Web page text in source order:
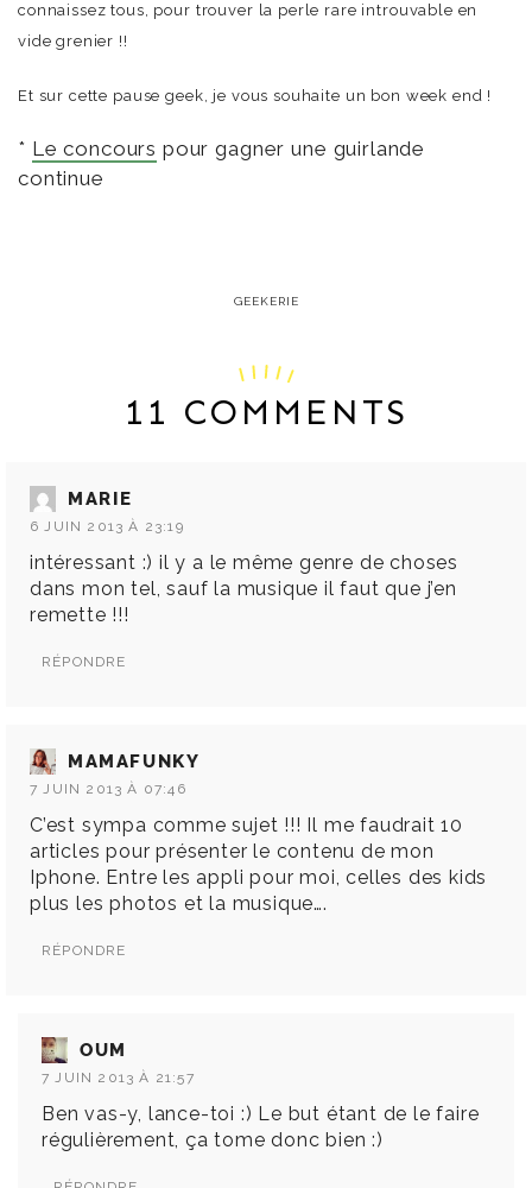
connaissez tous, pour trouver la perle rare introuvable en
vide grenier !!
Et sur cette pause geek, je vous souhaite un bon week end !
* Le concours pour gagner une guirlande
continue
GEEKERIE
11 COMMENTS
MARIE
6 JUIN 2013 À 23:19
intéressant :) il y a le même genre de choses
dans mon tel, sauf la musique il faut que j’en
remette !!!
RÉPONDRE
MAMAFUNKY
7 JUIN 2013 À 07:46
C’est sympa comme sujet !!! Il me faudrait 10
articles pour présenter le contenu de mon
Iphone. Entre les appli pour moi, celles des kids
plus les photos et la musique….
RÉPONDRE
OUM
7 JUIN 2013 À 21:57
Ben vas-y, lance-toi :) Le but étant de le faire
régulièrement, ça tome donc bien :)